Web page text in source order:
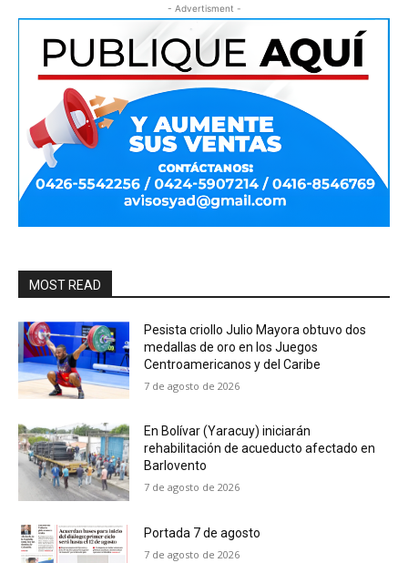
- Advertisment -
MOST READ
Pesista criollo Julio Mayora obtuvo dos
medallas de oro en los Juegos
Centroamericanos y del Caribe
7 de agosto de 2026
En Bolívar (Yaracuy) iniciarán
rehabilitación de acueducto afectado en
Barlovento
7 de agosto de 2026
Portada 7 de agosto
7 de agosto de 2026